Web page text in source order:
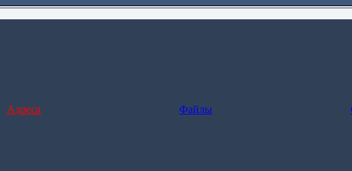
Адреса Файлы